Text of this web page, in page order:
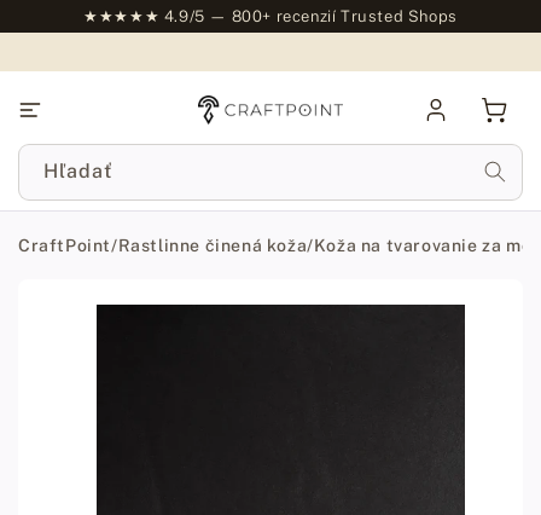
★★★★★ 4.9/5 — 800+ recenzií Trusted Shops
Košík
Hľadať
CraftPoint/Rastlinne činená koža/Koža na tvarovanie za
informácie